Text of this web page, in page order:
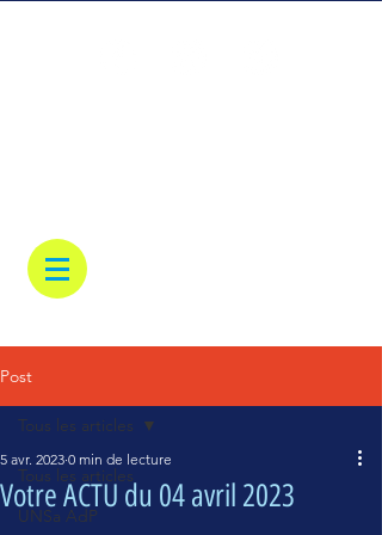
Post
Tous les articles
UNSa AdP
Tous les articles
Votre ACTU du 04 avril 2023
5 avr. 2023 0 min de lecture